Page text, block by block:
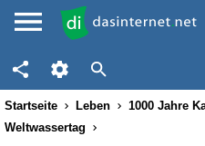
Startseite Leben 1000 Jahre
Weltwassertag